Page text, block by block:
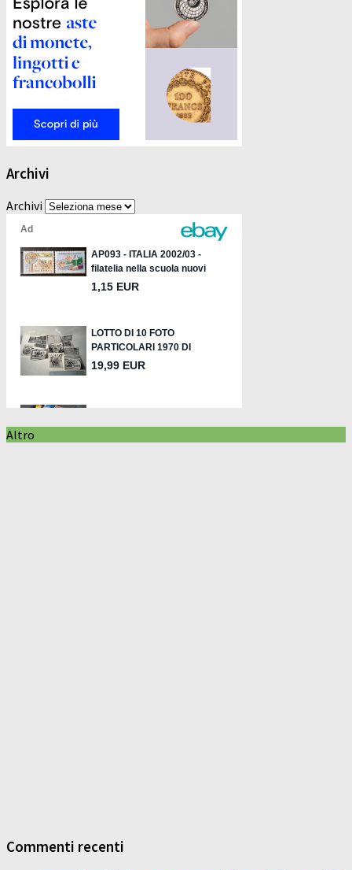
Archivi
Archivi
Altro
Commenti recenti